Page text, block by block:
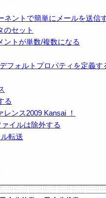
ネントで簡単にメールを送信
のセット
ントが単数/複数になる
フォルトプロパティを定義す
る
ンス2009 Kansai ！
イルは除外する
転送